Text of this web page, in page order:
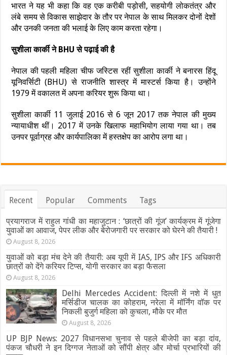
भारत ने यह भी कहा कि वह एक करीबी पड़ोसी, सहयोगी लोकतंत्र और
लंबे समय से विकास साझेदार के तौर पर नेपाल के साथ मिलकर दोनों देशों
और उनकी जनता की भलाई के लिए काम करता रहेगा।
सुशीला कार्की ने BHU से पढ़ाई की है
नेपाल की पहली महिला चीफ जस्टिस रहीं सुशीला कार्की ने बनारस हिंदू
यूनिवर्सिटी (BHU) से राजनीति शास्त्र में मास्टर्स किया है। उन्होंने
1979 में वकालत में अपना करियर शुरू किया था।
सुशीला कार्की 11 जुलाई 2016 से 6 जून 2017 तक नेपाल की मुख्य
न्यायाधीश थीं। 2017 में उनके खिलाफ महाभियोग लाया गया था। तब
उनपर पूर्वाग्रह और कार्यपालिका में हस्तक्षेप का आरोप लगा था।
Recent Popular Comments Tags
प्रयागराज में राहुल गांधी का महाजुटान : ‘छात्रों की गूंज’ कार्यक्रम में गूंजेगा
युवाओं का आवाज, पेपर लीक और बेरोजगारी पर सरकार को घेरने की तैयारी !
August 8, 2026
युवाओं को बड़ा मंच देने की तैयारी: अब यूपी में IAS, IPS और IFS अधिकारी
छात्रों को देंगे करियर टिप्स, योगी सरकार का बड़ा फैसला
August 8, 2026
Delhi Mercedes Accident: दिल्ली में नशे में धुत
मर्सिडीज चालक का कोहराम, नरेला में मॉर्निंग वॉक पर
निकली बुजुर्ग महिला को कुचला, मौके पर मौत
August 8, 2026
UP BJP News: 2027 विधानसभा चुनाव से पहले बीजेपी का बड़ा दांव,
पंकज चौधरी ने इन दिग्गज नेताओं को सौंपी क्षेत्र और मोर्चा प्रभारियों की